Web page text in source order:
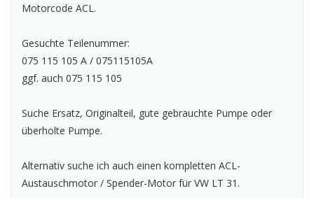
Motorcode ACL.
Gesuchte Teilenummer:
075 115 105 A / 075115105A
ggf. auch 075 115 105
Suche Ersatz, Originalteil, gute gebrauchte Pumpe oder
überholte Pumpe.
Alternativ suche ich auch einen kompletten ACL-
Austauschmotor / Spender-Motor für VW LT 31.